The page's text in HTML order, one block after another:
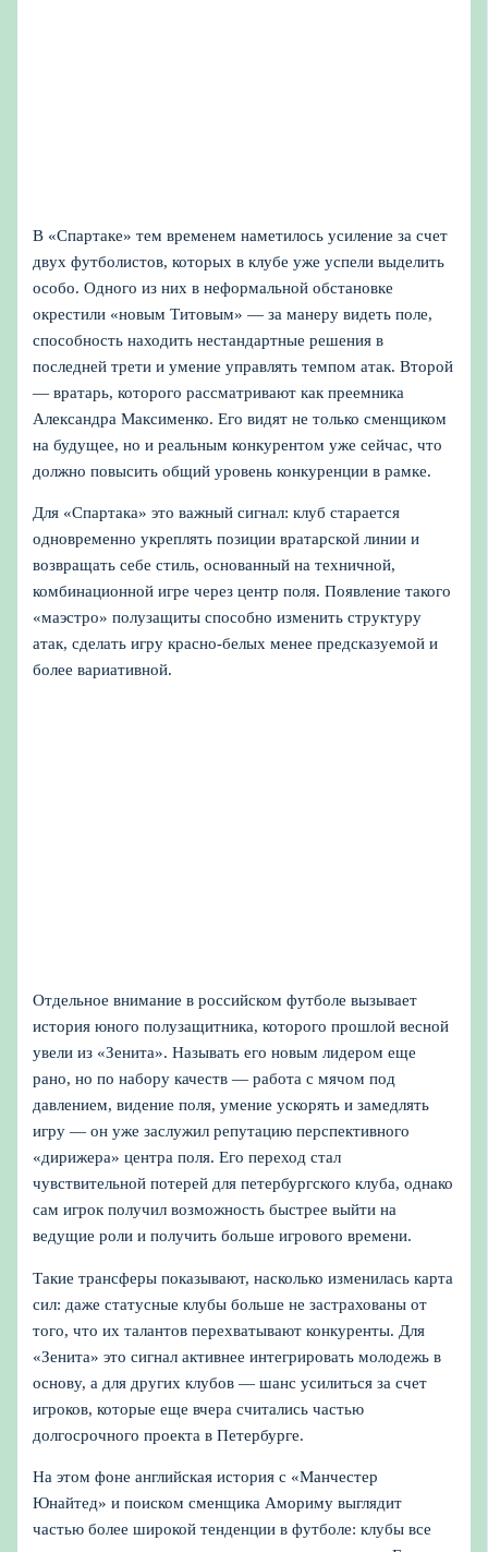
В «Спартаке» тем временем наметилось усиление за счет
двух футболистов, которых в клубе уже успели выделить
особо. Одного из них в неформальной обстановке
окрестили «новым Титовым» — за манеру видеть поле,
способность находить нестандартные решения в
последней трети и умение управлять темпом атак. Второй
— вратарь, которого рассматривают как преемника
Александра Максименко. Его видят не только сменщиком
на будущее, но и реальным конкурентом уже сейчас, что
должно повысить общий уровень конкуренции в рамке.
Для «Спартака» это важный сигнал: клуб старается
одновременно укреплять позиции вратарской линии и
возвращать себе стиль, основанный на техничной,
комбинационной игре через центр поля. Появление такого
«маэстро» полузащиты способно изменить структуру
атак, сделать игру красно‑белых менее предсказуемой и
более вариативной.
Отдельное внимание в российском футболе вызывает
история юного полузащитника, которого прошлой весной
увели из «Зенита». Называть его новым лидером еще
рано, но по набору качеств — работа с мячом под
давлением, видение поля, умение ускорять и замедлять
игру — он уже заслужил репутацию перспективного
«дирижера» центра поля. Его переход стал
чувствительной потерей для петербургского клуба, однако
сам игрок получил возможность быстрее выйти на
ведущие роли и получить больше игрового времени.
Такие трансферы показывают, насколько изменилась карта
сил: даже статусные клубы больше не застрахованы от
того, что их талантов перехватывают конкуренты. Для
«Зенита» это сигнал активнее интегрировать молодежь в
основу, а для других клубов — шанс усилиться за счет
игроков, которые еще вчера считались частью
долгосрочного проекта в Петербурге.
На этом фоне английская история с «Манчестер
Юнайтед» и поиском сменщика Амориму выглядит
частью более широкой тенденции в футболе: клубы все